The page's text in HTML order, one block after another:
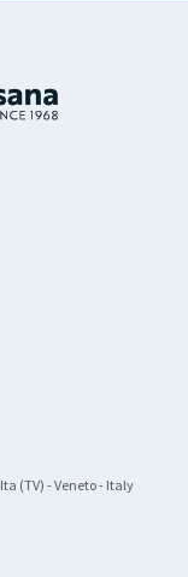
(TV) - Veneto - Italy